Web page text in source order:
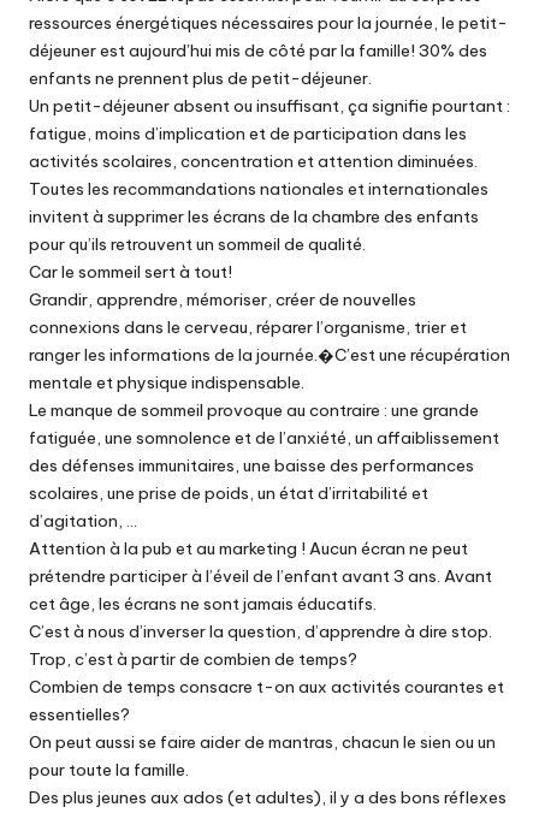
ressources énergétiques nécessaires pour la journée, le petit-
déjeuner est aujourd’hui mis de côté par la famille! 30% des
enfants ne prennent plus de petit-déjeuner.
Un petit-déjeuner absent ou insuffisant, ça signifie pourtant :
fatigue, moins d’implication et de participation dans les
activités scolaires, concentration et attention diminuées.
Toutes les recommandations nationales et internationales
invitent à supprimer les écrans de la chambre des enfants
pour qu’ils retrouvent un sommeil de qualité.
Car le sommeil sert à tout!
Grandir, apprendre, mémoriser, créer de nouvelles
connexions dans le cerveau, réparer l’organisme, trier et
ranger les informations de la journée.�C’est une récupération
mentale et physique indispensable.
Le manque de sommeil provoque au contraire : une grande
fatiguée, une somnolence et de l’anxiété, un affaiblissement
des défenses immunitaires, une baisse des performances
scolaires, une prise de poids, un état d’irritabilité et
d’agitation, …
Attention à la pub et au marketing ! Aucun écran ne peut
prétendre participer à l’éveil de l’enfant avant 3 ans. Avant
cet âge, les écrans ne sont jamais éducatifs.
C’est à nous d’inverser la question, d’apprendre à dire stop.
Trop, c’est à partir de combien de temps?
Combien de temps consacre t-on aux activités courantes et
essentielles?
On peut aussi se faire aider de mantras, chacun le sien ou un
pour toute la famille.
Des plus jeunes aux ados (et adultes), il y a des bons réflexes